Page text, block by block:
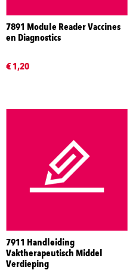
7891 Module Reader Vaccines
en Diagnostics
€ 1,20
7911 Handleiding
Vaktherapeutisch Middel
Verdieping